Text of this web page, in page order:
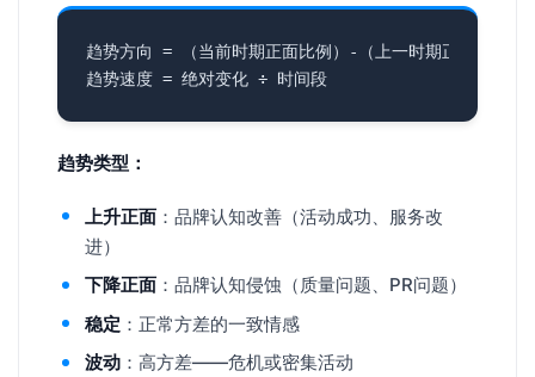
趋势类型：
上升正面：品牌认知改善（活动成功、服务改
进）
下降正面：品牌认知侵蚀（质量问题、PR问题）
稳定 ：正常方差的一致情感
波动：高方差——危机或密集活动